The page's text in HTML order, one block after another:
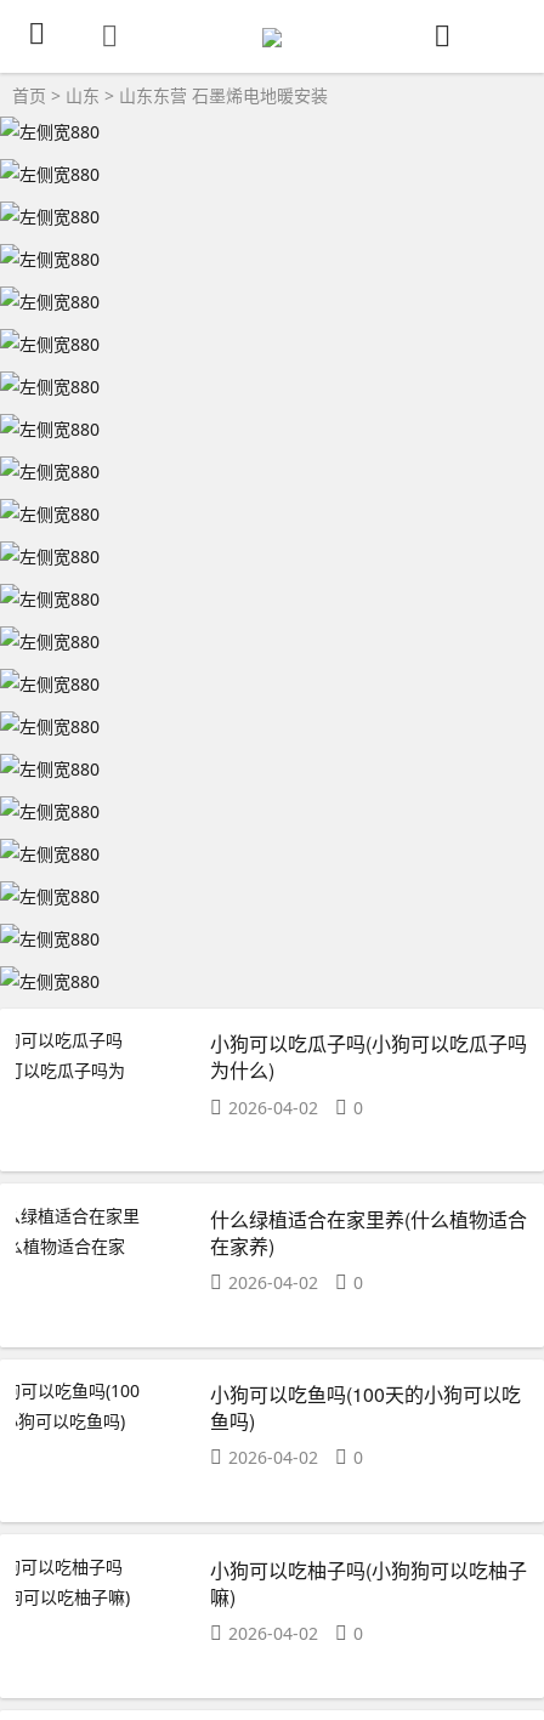
首页 > 山东 > 山东东营 石墨烯电地暖安装
小狗可以吃瓜子吗(小狗可以吃瓜子吗
为什么)
2026-04-02 0
什么绿植适合在家里养(什么植物适合
在家养)
2026-04-02 0
小狗可以吃鱼吗(100天的小狗可以吃
鱼吗)
2026-04-02 0
小狗可以吃柚子吗(小狗狗可以吃柚子
嘛)
2026-04-02 0